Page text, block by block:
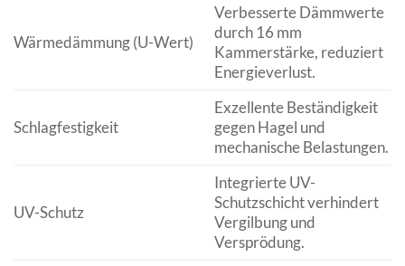
Wärmedämmung (U-Wert)
Verbesserte Dämmwerte
durch 16 mm
Kammerstärke, reduziert
Energieverlust.
Schlagfestigkeit
Exzellente Beständigkeit
gegen Hagel und
mechanische Belastungen.
UV-Schutz
Integrierte UV-
Schutzschicht verhindert
Vergilbung und
Versprödung.